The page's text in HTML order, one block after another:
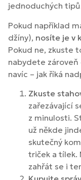
jednoduchých
Pokud například
džíny), nosíte je v
Pokud ne, zkuste
nabydete zároveň
navíc – jak říká
Zkuste
zařezávající
z minulosti.
už někde
skutečný
triček a tílek.
zahřát se i